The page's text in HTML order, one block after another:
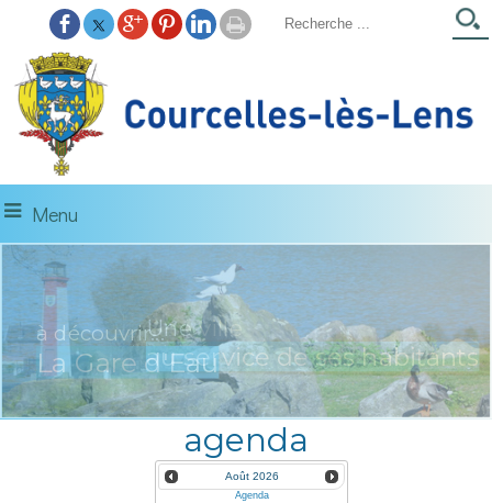
Menu
à découvrir...
La Gare d'Eau
agenda
Août 2026
Agenda